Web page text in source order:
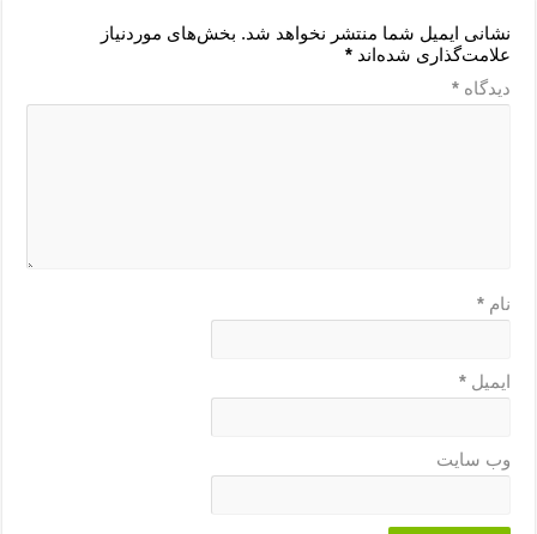
نشانی ایمیل شما منتشر نخواهد شد. بخش‌های موردنیاز
علامت‌گذاری شده‌اند*
دیدگاه*
نام*
ایمیل*
وب‌ سایت